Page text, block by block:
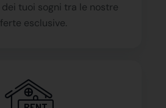
dei tuoi sogni tra le nostre
esclusive.